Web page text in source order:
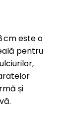
cm este o
pentru
și